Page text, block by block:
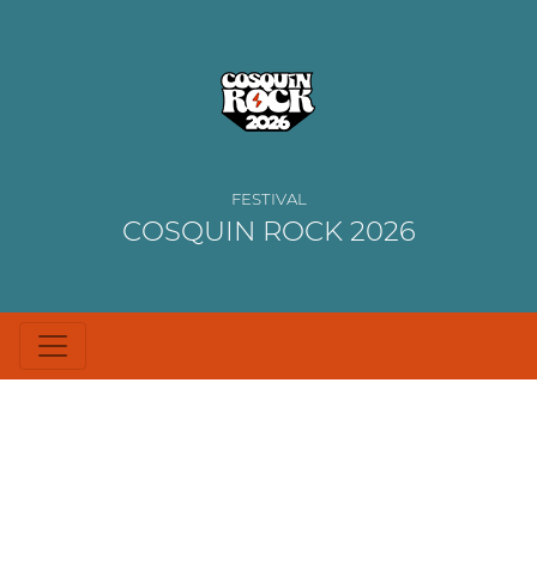
FESTIVAL
COSQUIN ROCK 2026